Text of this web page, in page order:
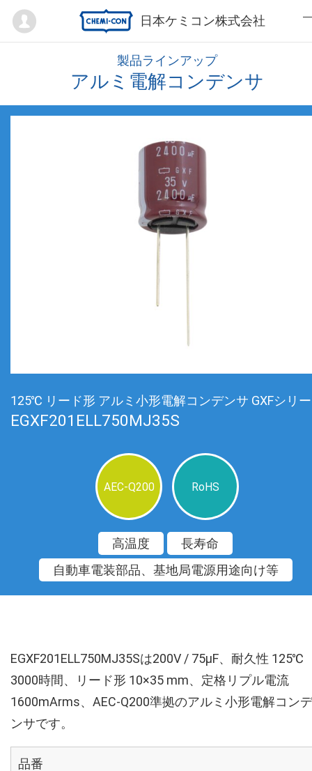
日本ケミコン株式会社
Mypage
製品ラインアップ
アルミ電解コンデンサ
125℃ リード形 アルミ小形電解コンデンサ GXFシリ
EGXF201ELL750MJ35S
AEC-Q200 RoHS
高温度
長寿命
自動車電装部品、基地局電源用途向け等
EGXF201ELL750MJ35Sは200V / 75µF、耐久性 125℃
3000時間、リード形 10×35 mm、定格リプル電流
1600mArms、AEC-Q200準拠のアルミ小形電解コンデ
ンサです。
品番